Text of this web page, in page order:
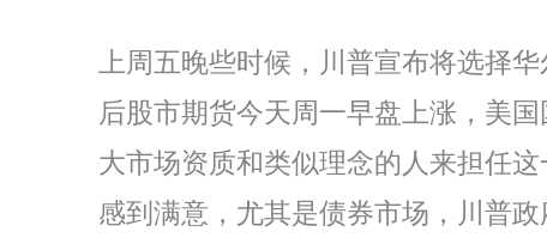
上周五晚些时候，川普宣布将选择
后股市期货今天周一早盘上涨，美
大市场资质和类似理念的人来担任
感到满意，尤其是债券市场，川普